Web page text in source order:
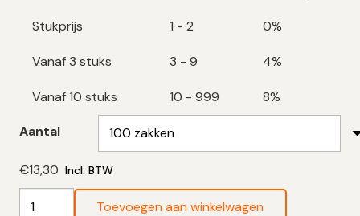
Stukprijs 1 - 2 0%
Vanaf 3 stuks 3 - 9 4%
Vanaf 10 stuks 10 - 999 8%
Aantal
€13,30 Incl. BTW
Toevoegen aan winkelwagen